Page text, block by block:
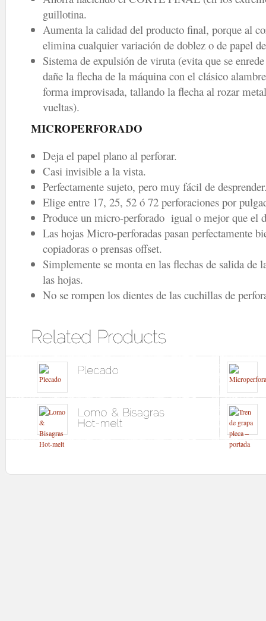
guillotina.
Aumenta la calidad del producto final, porque al
elimina cualquier variación de doblez o de papel
Sistema de expulsión de viruta (evita que se
dañe la flecha de la máquina con el clásico
forma improvisada, tallando la flecha al rozar
vueltas).
MICROPERFORADO
Deja el papel plano al perforar.
Casi invisible a la vista.
Perfectamente sujeto, pero muy fácil de
Elige entre 17, 25, 52 ó 72 perforaciones por
Produce un micro-perforado igual o mejor que el
Las hojas Micro-perforadas pasan perfectamente
copiadoras o prensas offset.
Simplemente se monta en las flechas de salida de
las hojas.
No se rompen los dientes de las cuchillas de